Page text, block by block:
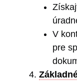
V
pre